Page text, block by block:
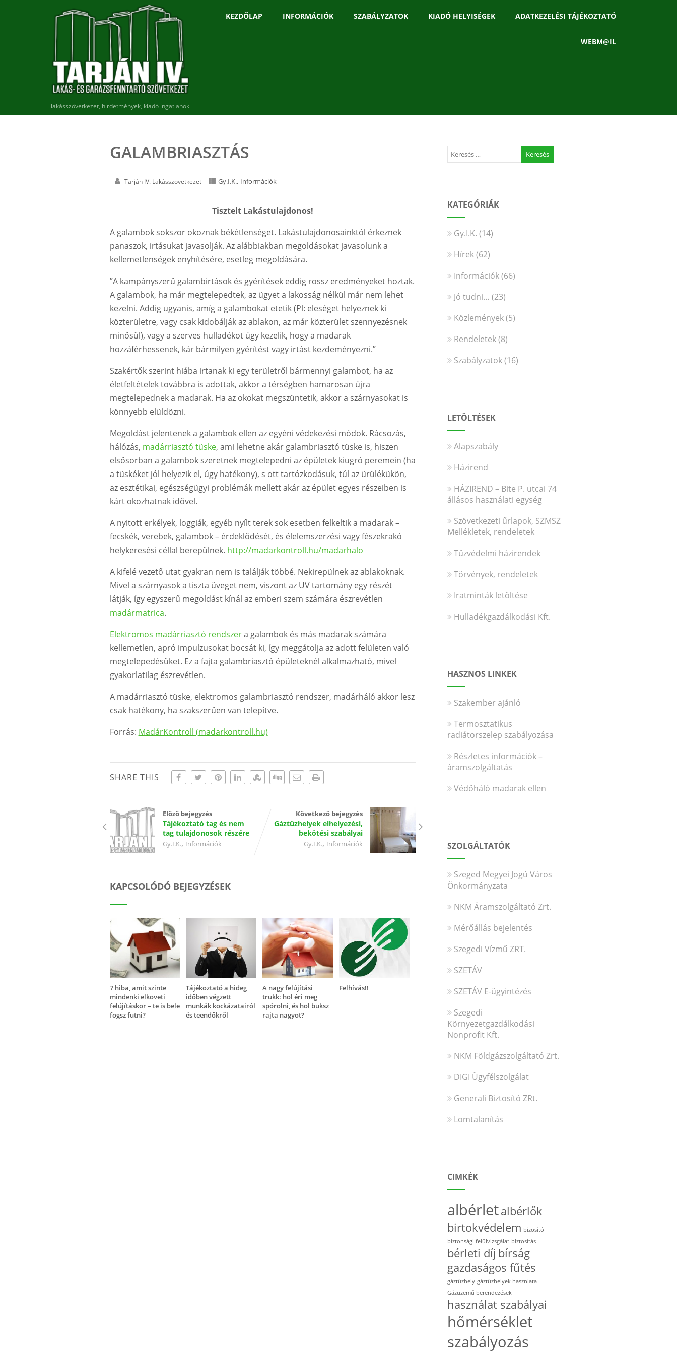
lakásszövetkezet, hirdetmények, kiadó ingatlanok
KEZDŐLAP INFORMÁCIÓK SZABÁLYZATOK KIADÓ HELYISÉGEK ADATKEZELÉSI TÁJÉKOZTATÓ
WEBM@IL
GALAMBRIASZTÁS
Tarján IV. Lakásszövetkezet Gy.I.K., Információk
Tisztelt Lakástulajdonos!
A galambok sokszor okoznak békétlenséget. Lakástulajdonosainktól érkeznek
panaszok, irtásukat javasolják. Az alábbiakban megoldásokat javasolunk a
kellemetlenségek enyhítésére, esetleg megoldására.
”A kampányszerű galambirtások és gyérítések eddig rossz eredményeket hoztak.
A galambok, ha már megtelepedtek, az ügyet a lakosság nélkül már nem lehet
kezelni. Addig ugyanis, amíg a galambokat etetik (Pl: eleséget helyeznek ki
közterületre, vagy csak kidobálják az ablakon, az már közterület szennyezésnek
minősül), vagy a szerves hulladékot úgy kezelik, hogy a madarak
hozzáférhessenek, kár bármilyen gyérítést vagy irtást kezdeményezni.”
Szakértők szerint hiába irtanak ki egy területről bármennyi galambot, ha az
életfeltételek továbbra is adottak, akkor a térségben hamarosan újra
megtelepednek a madarak. Ha az okokat megszüntetik, akkor a szárnyasokat is
könnyebb elüldözni.
Megoldást jelentenek a galambok ellen az egyéni védekezési módok. Rácsozás,
hálózás, madárriasztó tüske, ami lehetne akár galambriasztó tüske is, hiszen
elsősorban a galambok szeretnek megtelepedni az épületek kiugró peremein (ha
a tüskéket jól helyezik el, úgy hatékony), s ott tartózkodásuk, túl az ürülékükön,
az esztétikai, egészségügyi problémák mellett akár az épület egyes részeiben is
kárt okozhatnak idővel.
A nyitott erkélyek, loggiák, egyéb nyílt terek sok esetben felkeltik a madarak –
fecskék, verebek, galambok – érdeklődését, és élelemszerzési vagy fészekrakó
helykeresési céllal berepülnek. http://madarkontroll.hu/madarhalo
A kifelé vezető utat gyakran nem is találják többé. Nekirepülnek az ablakoknak.
Mivel a szárnyasok a tiszta üveget nem, viszont az UV tartomány egy részét
látják, így egyszerű megoldást kínál az emberi szem számára észrevétlen
madármatrica.
Elektromos madárriasztó rendszera galambok és más madarak számára
kellemetlen, apró impulzusokat bocsát ki, így meggátolja az adott felületen való
megtelepedésüket. Ez a fajta galambriasztó épületeknél alkalmazható, mivel
gyakorlatilag észrevétlen.
A madárriasztó tüske, elektromos galambriasztó rendszer, madárháló akkor lesz
csak hatékony, ha szakszerűen van telepítve.
Forrás: MadárKontroll (madarkontroll.hu)
SHARE THIS
Előző bejegyzés
Tájékoztató tag és nem
tag tulajdonosok részére
Gy.I.K., Információk
Következő bejegyzés
Gáztűzhelyek elhelyezési,
bekötési szabályai
Gy.I.K., Információk
KAPCSOLÓDÓ BEJEGYZÉSEK
7 hiba, amit szinte
mindenki elköveti
felújításkor – te is bele
fogsz futni?
Tájékoztató a hideg
időben végzett
munkák kockázatairól
és teendőkről
A nagy felújítási
trükk: hol éri meg
spórolni, és hol buksz
rajta nagyot?
Felhívás!!
KATEGÓRIÁK
Gy.I.K. (14)
Hírek(62)
Információk(66)
Jó tudni… (23)
Közlemények(5)
Rendeletek(8)
Szabályzatok(16)
LETÖLTÉSEK
Alapszabály
Házirend
HÁZIREND – Bite P. utcai 74
állásos használati egység
Szövetkezeti űrlapok, SZMSZ
Mellékletek, rendeletek
Tűzvédelmi házirendek
Törvények, rendeletek
Iratminták letöltése
Hulladékgazdálkodási Kft.
HASZNOS LINKEK
Szakember ajánló
Termosztatikus
radiátorszelep szabályozása
Részletes információk –
áramszolgáltatás
Védőháló madarak ellen
SZOLGÁLTATÓK
Szeged Megyei Jogú Város
Önkormányzata
NKM Áramszolgáltató Zrt.
Mérőállás bejelentés
Szegedi Vízmű ZRT.
SZETÁV
SZETÁV E-ügyintézés
Szegedi
Környezetgazdálkodási
Nonprofit Kft.
NKM Földgázszolgáltató Zrt.
DIGI Ügyfélszolgálat
Generali Biztosító ZRt.
Lomtalanítás
CIMKÉK
albérletalbérlők
birtokvédelem bizosító
biztonsági felülvizsgálat biztosítás
bérleti díj bírság
gazdaságos fűtés
gáztűzhely gáztűzhelyek hasznlata
Gázüzemű berendezések
használat szabályai
hőmérséklet
szabályozás